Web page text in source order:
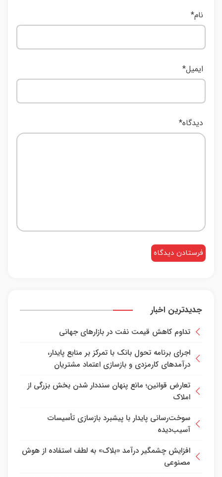
جدیدترین اخبار
تداوم کاهش قیمت نفت در بازارهای جهانی
اجرای برنامه تحول بانک با تمرکز بر منابع پایدار،
درآمدهای کارمزدی و بازسازی اعتماد مشتریان
تعارض قوانین؛ مانع پنهان سنددار شدن بخش بزرگی از
املاک
سوخت‌رسانی پایدار با پیشبرد بازسازی تأسیسات
آسیب‌دیده
افزایش چشمگیر درآمد «بلاک» به لطف استفاده از هوش
مصنوعی
دیدگاه*
نام*
ایمیل*